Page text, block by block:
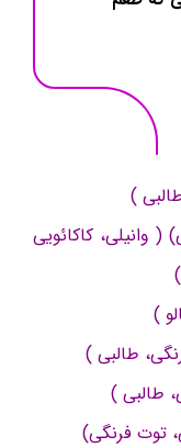
)
وانیلی، کاکائویی
)
طالبی )
طالبی )
توت فرنگی)